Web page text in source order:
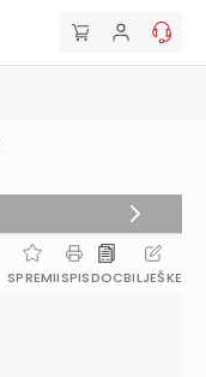
SPREMIISPISDOCBILJEŠKE